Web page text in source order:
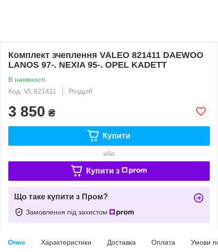
Комплект зчеплення VALEO 821411 DAEWOO
LANOS 97-. NEXIA 95-. OPEL KADETT
В наявності
Код: VL 821411
Роздріб
3 850 ₴
Купити
або
Купити з
Що таке купити з Пром?
Замовлення під захистом
Опис Характеристики Доставка Оплата Умови